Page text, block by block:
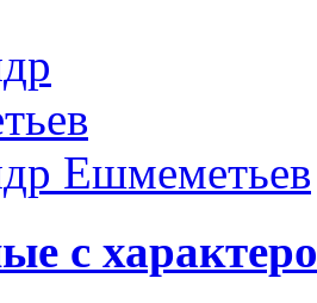
Ешмеметьев
с